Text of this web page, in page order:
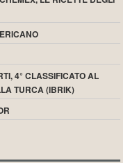
4° CLASSIFICATO AL
TURCA (IBRIK)